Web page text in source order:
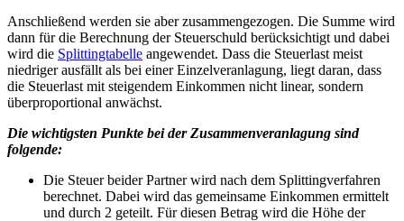
Anschließend werden sie aber zusammengezogen. Die Summe wird
dann für die Berechnung der Steuerschuld berücksichtigt und dabei
wird die Splittingtabelle angewendet. Dass die Steuerlast meist
niedriger ausfällt als bei einer Einzelveranlagung, liegt daran, dass
die Steuerlast mit steigendem Einkommen nicht linear, sondern
überproportional anwächst.
Die wichtigsten Punkte bei der Zusammenveranlagung sind
folgende:
Die Steuer beider Partner wird nach dem Splittingverfahren
berechnet. Dabei wird das gemeinsame Einkommen ermittelt
und durch 2 geteilt. Für diesen Betrag wird die Höhe der